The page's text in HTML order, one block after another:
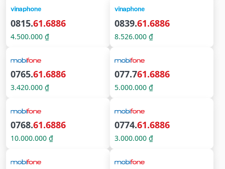
0815.61.6886
4.500.000 ₫
0839.61.6886
8.526.000 ₫
0765.61.6886
3.420.000 ₫
077.761.6886
5.000.000 ₫
0768.61.6886
10.000.000 ₫
0774.61.6886
3.000.000 ₫